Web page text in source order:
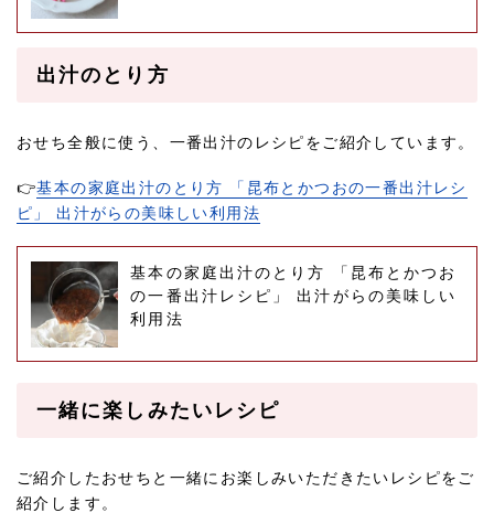
出汁のとり方
おせち全般に使う、一番出汁のレシピをご紹介しています。
👉基本の家庭出汁のとり方 「昆布とかつおの一番出汁レシ
ピ」 出汁がらの美味しい利用法
基本の家庭出汁のとり方 「昆布とかつお
の一番出汁レシピ」 出汁がらの美味しい
利用法
一緒に楽しみたいレシピ
ご紹介したおせちと一緒にお楽しみいただきたいレシピをご
紹介します。